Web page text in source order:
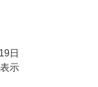
日
示